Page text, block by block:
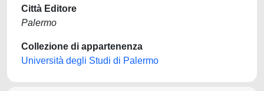
Città Editore
Palermo
Collezione di appartenenza
Università degli Studi di Palermo